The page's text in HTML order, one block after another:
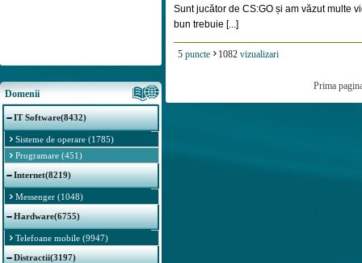
Domenii
IT Software(8432)
Sisteme de operare (1785)
Programare (451)
Internet(8219)
Messenger (1048)
Hardware(6755)
Telefoane mobile (9947)
Distractii(3197)
Sunt jucător de CS:GO și am văzut multe
bun trebuie [...]
5 puncte 1082 vizualizari
Prima